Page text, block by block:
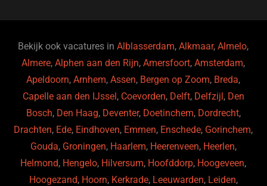
o
k
Bekijk ook vacatures inAlblasserdam,Alkmaar,Almelo,
Almere,Alphen aan den Rijn,Amersfoort,Amsterdam,
Apeldoorn,Arnhem,Assen, Bergen op Zoom, Breda,
Capelle aan den IJssel, Coevorden, Delft, Delfzijl, Den
Bosch, Den Haag, Deventer, Doetinchem, Dordrecht,
Drachten, Ede, Eindhoven, Emmen, Enschede, Gorinchem,
Gouda, Groningen, Haarlem, Heerenveen, Heerlen,
Helmond, Hengelo, Hilversum, Hoofddorp, Hoogeveen,
Hoogezand, Hoorn, Kerkrade, Leeuwarden, Leiden,